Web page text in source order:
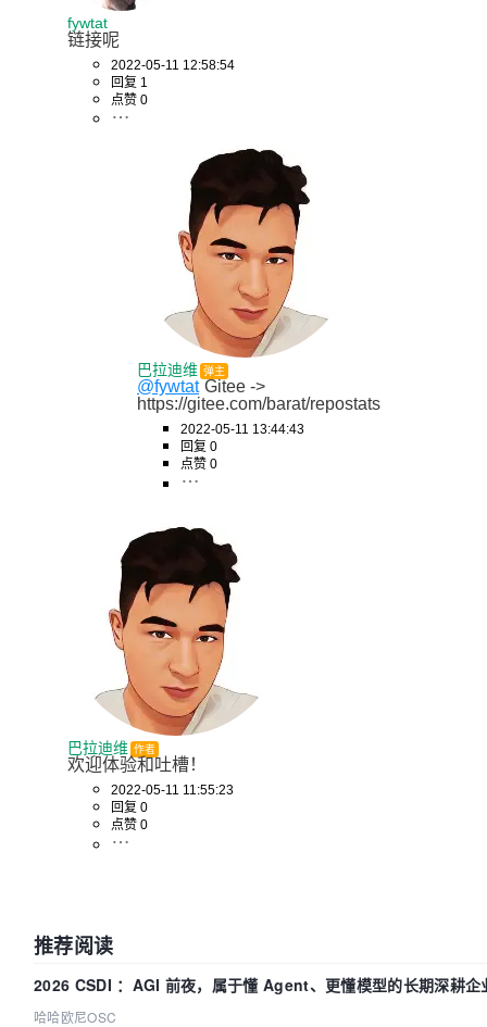
fywtat
链接呢
2022-05-11 12:58:54
回复 1
点赞 0
巴拉迪维 弹主
@fywtat Gitee ->
https://gitee.com/barat/repostats
2022-05-11 13:44:43
回复 0
点赞 0
巴拉迪维 作者
欢迎体验和吐槽！
2022-05-11 11:55:23
回复 0
点赞 0
推荐阅读
2026 CSDI ：AGI 前夜，属于懂 Agent、更懂模型的长期深耕企
哈哈欧尼OSC